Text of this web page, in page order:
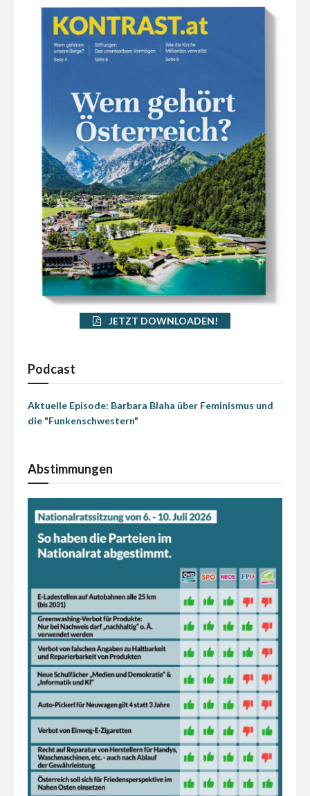
JETZT DOWNLOADEN!
Podcast
Aktuelle Episode: Barbara Blaha über Feminismus und
die "Funkenschwestern"
Abstimmungen